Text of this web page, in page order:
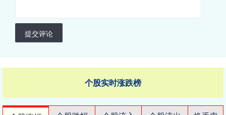
提交评论
个股实时涨跌榜